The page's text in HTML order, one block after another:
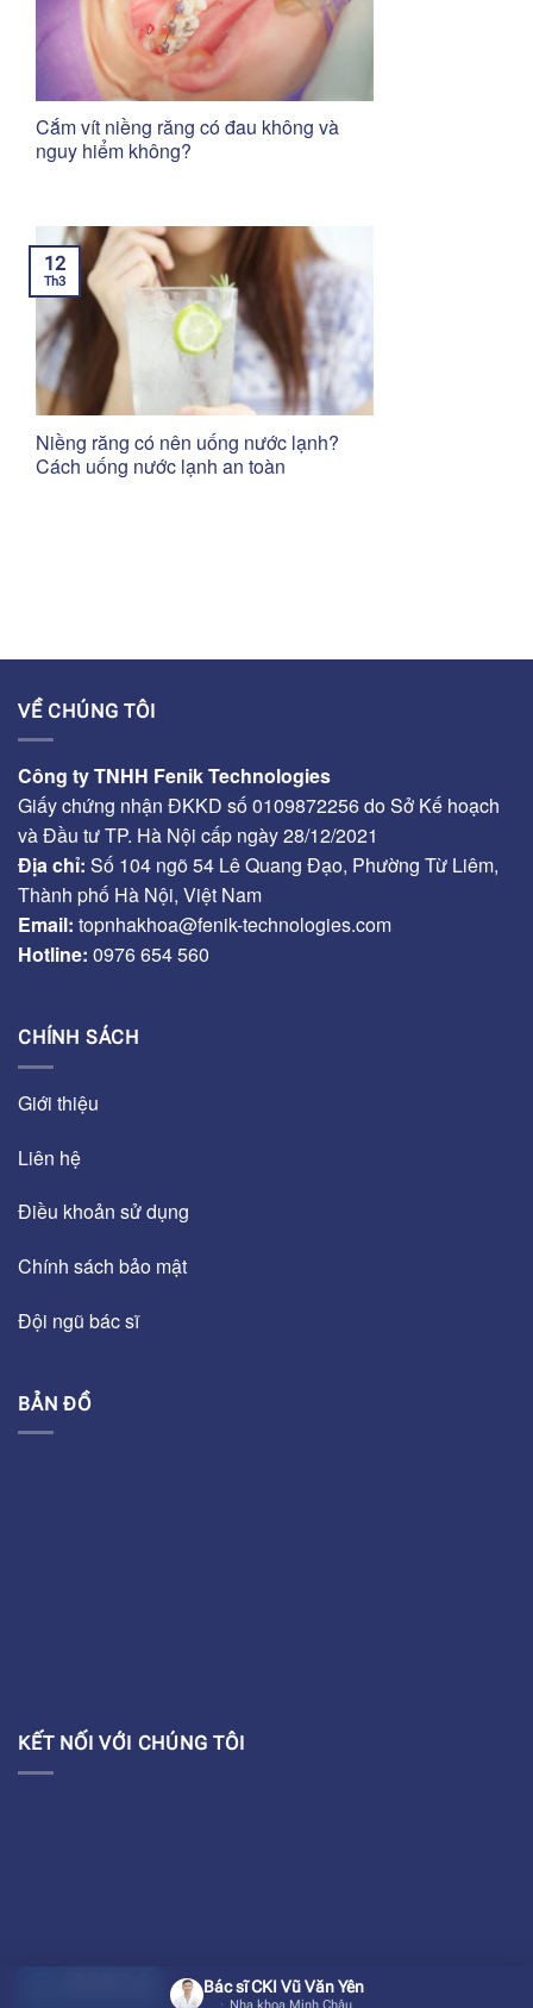
Cắm vít niềng răng có đau không và
nguy hiểm không?
Niềng răng có nên uống nước lạnh?
Cách uống nước lạnh an toàn
12
Th3
VỀ CHÚNG TÔI
Công ty TNHH Fenik Technologies
Giấy chứng nhận ĐKKD số 0109872256 do Sở Kế hoạch
và Đầu tư TP. Hà Nội cấp ngày 28/12/2021
Địa chỉ: Số 104 ngõ 54 Lê Quang Đạo, Phường Từ Liêm,
Thành phố Hà Nội, Việt Nam
Email: topnhakhoa@fenik-technologies.com
Hotline: 0976 654 560
CHÍNH SÁCH
Giới thiệu
Liên hệ
Điều khoản sử dụng
Chính sách bảo mật
Đội ngũ bác sĩ
BẢN ĐỒ
KẾT NỐI VỚI CHÚNG TÔI
Bác sĩ CKI Vũ Văn Yên